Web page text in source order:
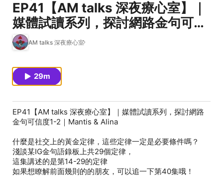
EP41【AM talks 深夜療心室】｜
媒體試讀系列，探討網路金句可信
度1-2｜Mantis & Alina
AM talks 深夜療心室
29m
EP41【AM talks 深夜療心室】｜媒體試讀系列，探討網路
金句可信度1-2｜Mantis & Alina
什麼是社交上的黃金定律，這些定律一定是必要條件嗎？
淺談某IG金句語錄板上共29個定律，
這集講述的是第14-29的定律
如果想瞭解前面幾則的的朋友，可以追一下第40集哦！